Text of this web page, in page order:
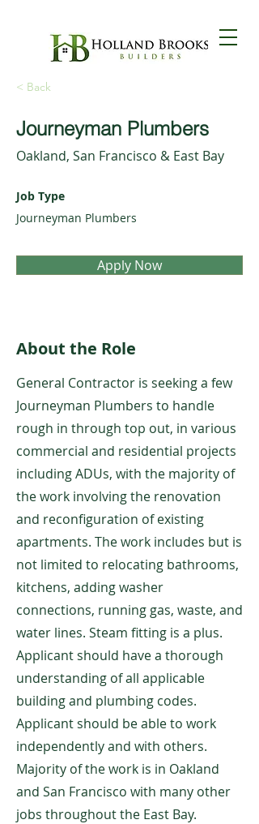
< Back
Journeyman Plumbers
Oakland, San Francisco & East Bay
Job Type
Journeyman Plumbers
Apply Now
About the Role
General Contractor is seeking a few
Journeyman Plumbers to handle
rough in through top out, in various
commercial and residential projects
including ADUs, with the majority of
the work involving the renovation
and reconfiguration of existing
apartments. The work includes but is
not limited to relocating bathrooms,
kitchens, adding washer
connections, running gas, waste, and
water lines. Steam fitting is a plus.
Applicant should have a thorough
understanding of all applicable
building and plumbing codes.
Applicant should be able to work
independently and with others.
Majority of the work is in Oakland
and San Francisco with many other
jobs throughout the East Bay.